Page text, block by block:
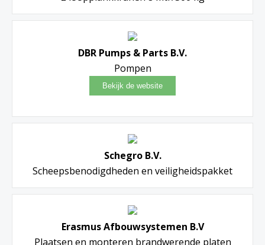
DBR Pumps & Parts B.V.
Pompen
Schegro B.V.
Scheepsbenodigdheden en veiligheidspakket
Erasmus Afbouwsystemen B.V
Plaatsen en monteren brandwerende platen